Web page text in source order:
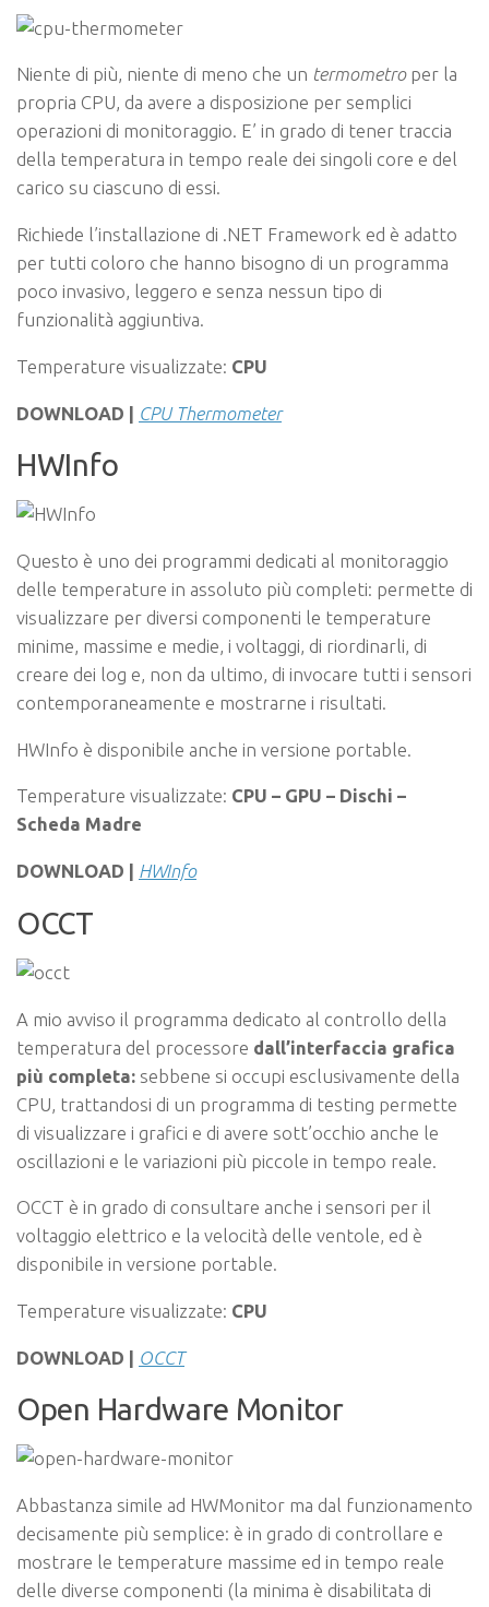
Niente di più, niente di meno che un termometro per la
propria CPU, da avere a disposizione per semplici
operazioni di monitoraggio. E’ in grado di tener traccia
della temperatura in tempo reale dei singoli core e del
carico su ciascuno di essi.
Richiede l’installazione di .NET Framework ed è adatto
per tutti coloro che hanno bisogno di un programma
poco invasivo, leggero e senza nessun tipo di
funzionalità aggiuntiva.
Temperature visualizzate: CPU
DOWNLOAD | CPU Thermometer
HWInfo
Questo è uno dei programmi dedicati al monitoraggio
delle temperature in assoluto più completi: permette di
visualizzare per diversi componenti le temperature
minime, massime e medie, i voltaggi, di riordinarli, di
creare dei log e, non da ultimo, di invocare tutti i sensori
contemporaneamente e mostrarne i risultati.
HWInfo è disponibile anche in versione portable.
Temperature visualizzate: CPU – GPU – Dischi –
Scheda Madre
DOWNLOAD | HWInfo
OCCT
A mio avviso il programma dedicato al controllo della
temperatura del processore dall’interfaccia grafica
più completa: sebbene si occupi esclusivamente della
CPU, trattandosi di un programma di testing permette
di visualizzare i grafici e di avere sott’occhio anche le
oscillazioni e le variazioni più piccole in tempo reale.
OCCT è in grado di consultare anche i sensori per il
voltaggio elettrico e la velocità delle ventole, ed è
disponibile in versione portable.
Temperature visualizzate: CPU
DOWNLOAD | OCCT
Open Hardware Monitor
Abbastanza simile ad HWMonitor ma dal funzionamento
decisamente più semplice: è in grado di controllare e
mostrare le temperature massime ed in tempo reale
delle diverse componenti (la minima è disabilitata di